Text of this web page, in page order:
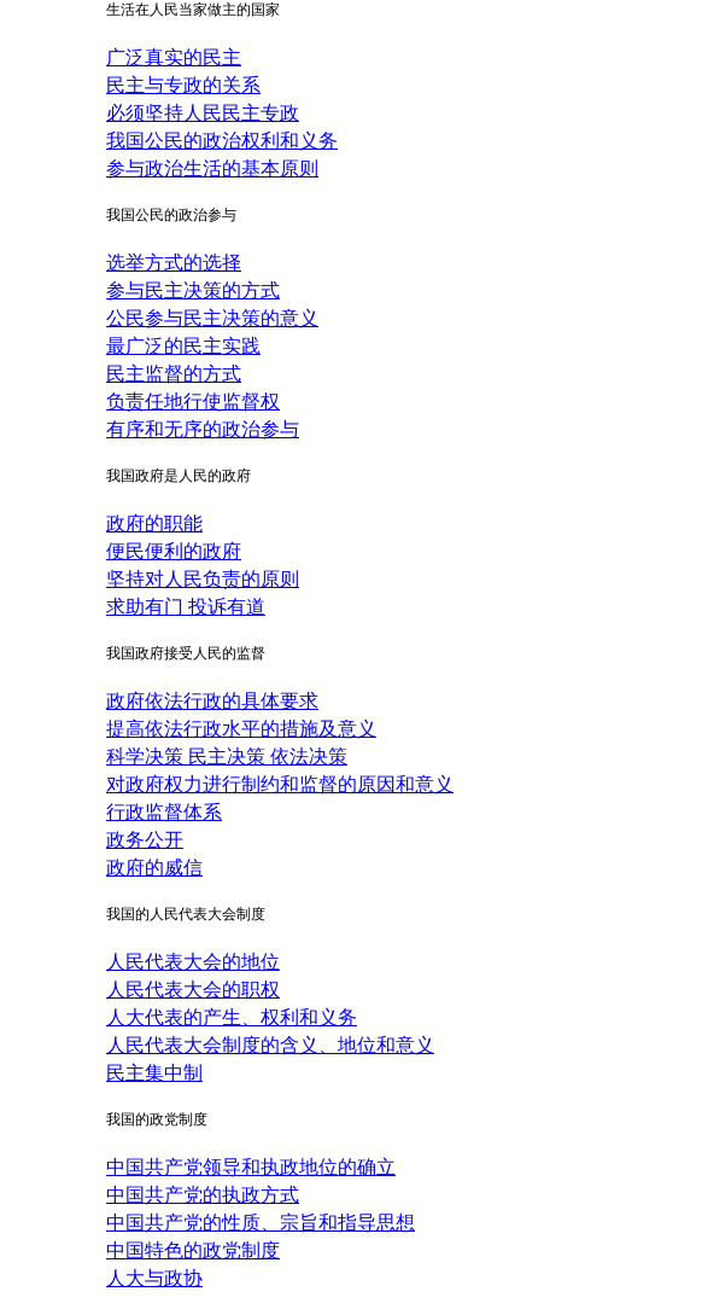
生活在人民当家做主的国家
广泛真实的民主
民主与专政的关系
必须坚持人民民主专政
我国公民的政治权利和义务
参与政治生活的基本原则
我国公民的政治参与
选举方式的选择
参与民主决策的方式
公民参与民主决策的意义
最广泛的民主实践
民主监督的方式
负责任地行使监督权
有序和无序的政治参与
我国政府是人民的政府
政府的职能
便民便利的政府
坚持对人民负责的原则
求助有门 投诉有道
我国政府接受人民的监督
政府依法行政的具体要求
提高依法行政水平的措施及意义
科学决策 民主决策 依法决策
对政府权力进行制约和监督的原因和意义
行政监督体系
政务公开
政府的威信
我国的人民代表大会制度
人民代表大会的地位
人民代表大会的职权
人大代表的产生、权利和义务
人民代表大会制度的含义、地位和意义
民主集中制
我国的政党制度
中国共产党领导和执政地位的确立
中国共产党的执政方式
中国共产党的性质、宗旨和指导思想
中国特色的政党制度
人大与政协